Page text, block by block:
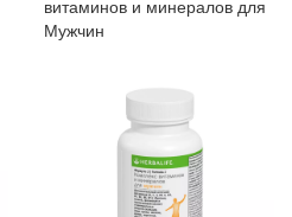
витаминов и минералов для
Мужчин